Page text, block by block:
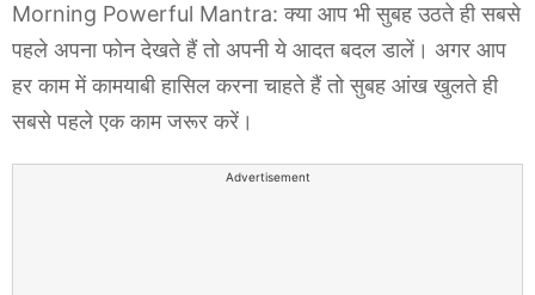
Morning Powerful Mantra: क्या आप भी सुबह उठते ही सबसे
पहले अपना फोन देखते हैं तो अपनी ये आदत बदल डालें। अगर आप
हर काम में कामयाबी हासिल करना चाहते हैं तो सुबह आंख खुलते ही
सबसे पहले एक काम जरूर करें।
Advertisement